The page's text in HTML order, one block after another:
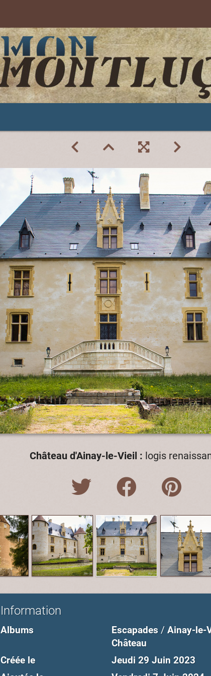
Château d'Ainay-le-Vieil : logis
Information
Albums Escapades/ Ainay-le-
Château
Créée le
Jeudi 29 Juin 2023